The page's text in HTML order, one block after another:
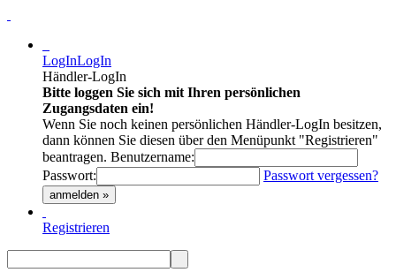
LogInLogIn
Händler-LogIn
Bitte loggen Sie sich mit Ihren persönlichen
Zugangsdaten ein!
Wenn Sie noch keinen persönlichen Händler-LogIn besitzen,
dann können Sie diesen über den Menüpunkt "Registrieren"
beantragen. Benutzername:
Passwort:
Passwort vergessen?
anmelden »
Registrieren